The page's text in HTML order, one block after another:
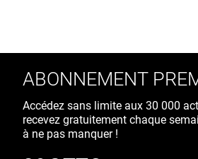
ABONNEMENT
Accédez sans limite aux 30 000
recevez gratuitement chaque
à ne pas manquer !